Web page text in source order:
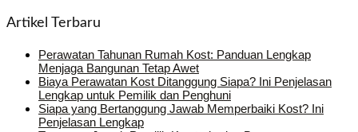
Artikel Terbaru
Perawatan Tahunan Rumah Kost: Panduan Lengkap
Menjaga Bangunan Tetap Awet
Biaya Perawatan Kost Ditanggung Siapa? Ini Penjelasan
Lengkap untuk Pemilik dan Penghuni
Siapa yang Bertanggung Jawab Memperbaiki Kost? Ini
Penjelasan Lengkap